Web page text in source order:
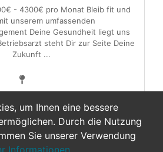
um Ihnen eine bessere
Durch die Nutzung
Sie unserer Verwendung
Informationen
- 4300€ pro Monat Bleib fit und
unserem umfassenden
Deine Gesundheit liegt uns
steht Dir zur Seite Deine
Zukunft ...
3 4 5 6 >